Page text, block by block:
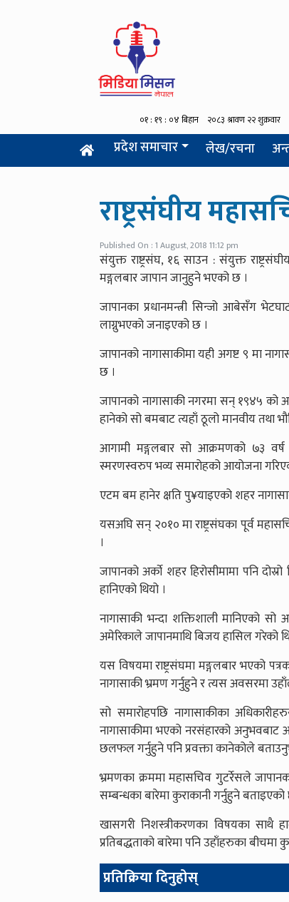
प्रदेश समाचार लेख/रचना
राष्ट्रसंघीय
Published On : 1 August, 2018 11:12 pm
संयुक्त राष्ट्रसंघ, १६ साउन : संयुक्त
मङ्गलबार जापान जानुहुने भएको छ ।
जापानका प्रधानमन्त्री सिन्जो आबेसँग
लाग्नुभएको जनाइएको छ ।
जापानको नागासाकीमा यही अगष्ट ९ मा
छ ।
जापानको नागासाकी नगरमा सन् १९४५ को
हानेको सो बमबाट त्यहाँ ठूलो मानवीय तथा
आगामी मङ्गलबार सो आक्रमणको ७३
स्मरणस्वरुप भव्य समारोहको आयोजना
एटम बम हानेर क्षति पु¥याइएको शहर
यसअघि सन् २०१० मा राष्ट्रसंघका पूर्व
।
जापानको अर्काे शहर हिरोसीमामा पनि
हानिएको थियो ।
नागासाकी भन्दा शक्तिशाली मानिएको
अमेरिकाले जापानमाथि बिजय हासिल गरेको
यस विषयमा राष्ट्रसंघमा मङ्गलबार भएको
नागासाकी भ्रमण गर्नुहुने र त्यस अवसरमा
सो समारोहपछि नागासाकीका
नागासाकीमा भएको नरसंहारको अनुभवबाट
छलफल गर्नुहुने पनि प्रवक्ता कानेकोले
भ्रमणका क्रममा महासचिव गुटर्रेसले
सम्बन्धका बारेमा कुराकानी गर्नुहुने बताइएको
खासगरी निशस्त्रीकरणका विषयका साथै
प्रतिबद्धताको बारेमा पनि उहाँहरुका बीचमा
प्रतिक्रिया दिनुहोस्